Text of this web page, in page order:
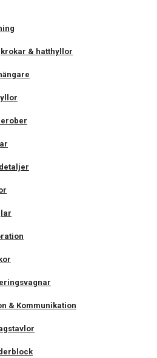
& hatthyllor
& Kommunikation